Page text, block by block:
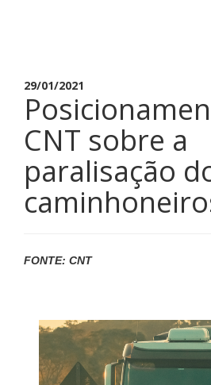
29/01/2021
CNT sobre a
paralisação
FONTE: CNT